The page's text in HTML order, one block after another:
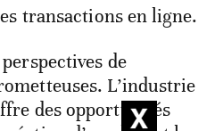
transactions en ligne.
de
L’industrie
des opportunités